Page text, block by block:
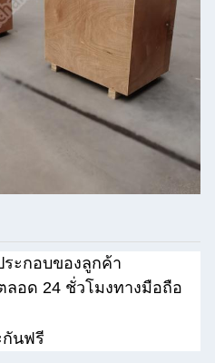
ะกอบของลูกค้า
อด 24 ชั่วโมงทางมือถือ
กันฟรี